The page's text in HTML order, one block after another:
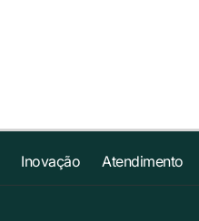
Inovação Atendimento